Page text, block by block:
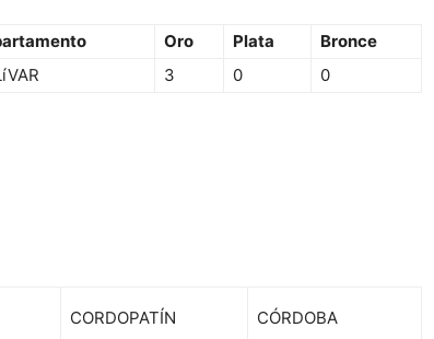
Oro Plata
Bronce
3 0 0
CORDOPATÍN CÓRDOBA